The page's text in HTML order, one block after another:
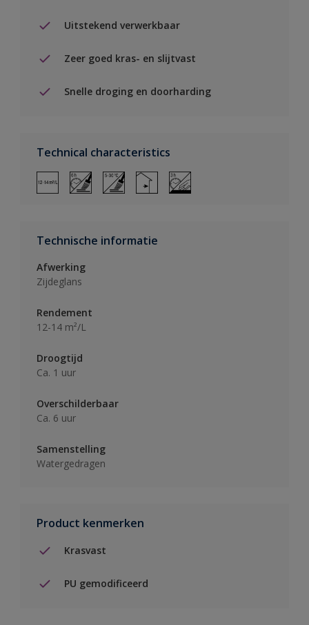
Uitstekend verwerkbaar
Zeer goed kras- en slijtvast
Snelle droging en doorharding
Technical characteristics
Technische informatie
Afwerking
Zijdeglans
Rendement
12-14 m²/L
Droogtijd
Ca. 1 uur
Overschilderbaar
Ca. 6 uur
Samenstelling
Watergedragen
Product kenmerken
Krasvast
PU gemodificeerd